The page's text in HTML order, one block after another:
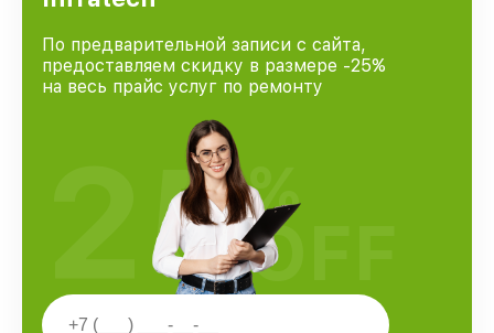
По предварительной записи с сайта,
предоставляем скидку в размере -25%
на весь прайс услуг по ремонту
25%
OFF